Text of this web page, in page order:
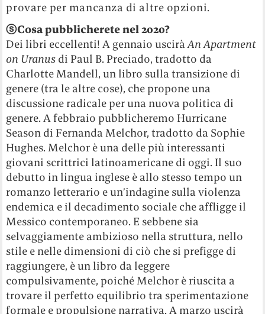
provare per mancanza di altre opzioni.
ⓢCosa pubblicherete nel 2020?
Dei libri eccellenti! A gennaio usciràAn Apartment
on Uranus di Paul B. Preciado, tradotto da
Charlotte Mandell, un libro sulla transizione di
genere (tra le altre cose), che propone una
discussione radicale per una nuova politica di
genere. A febbraio pubblicheremo Hurricane
Season di Fernanda Melchor, tradotto da Sophie
Hughes. Melchor è una delle più interessanti
giovani scrittrici latinoamericane di oggi. Il suo
debutto in lingua inglese è allo stesso tempo un
romanzo letterario e un’indagine sulla violenza
endemica e il decadimento sociale che affligge il
Messico contemporaneo. E sebbene sia
selvaggiamente ambizioso nella struttura, nello
stile e nelle dimensioni di ciò che si prefigge di
raggiungere, è un libro da leggere
compulsivamente, poiché Melchor è riuscita a
trovare il perfetto equilibrio tra sperimentazione
formale e propulsione narrativa. A marzo uscirà